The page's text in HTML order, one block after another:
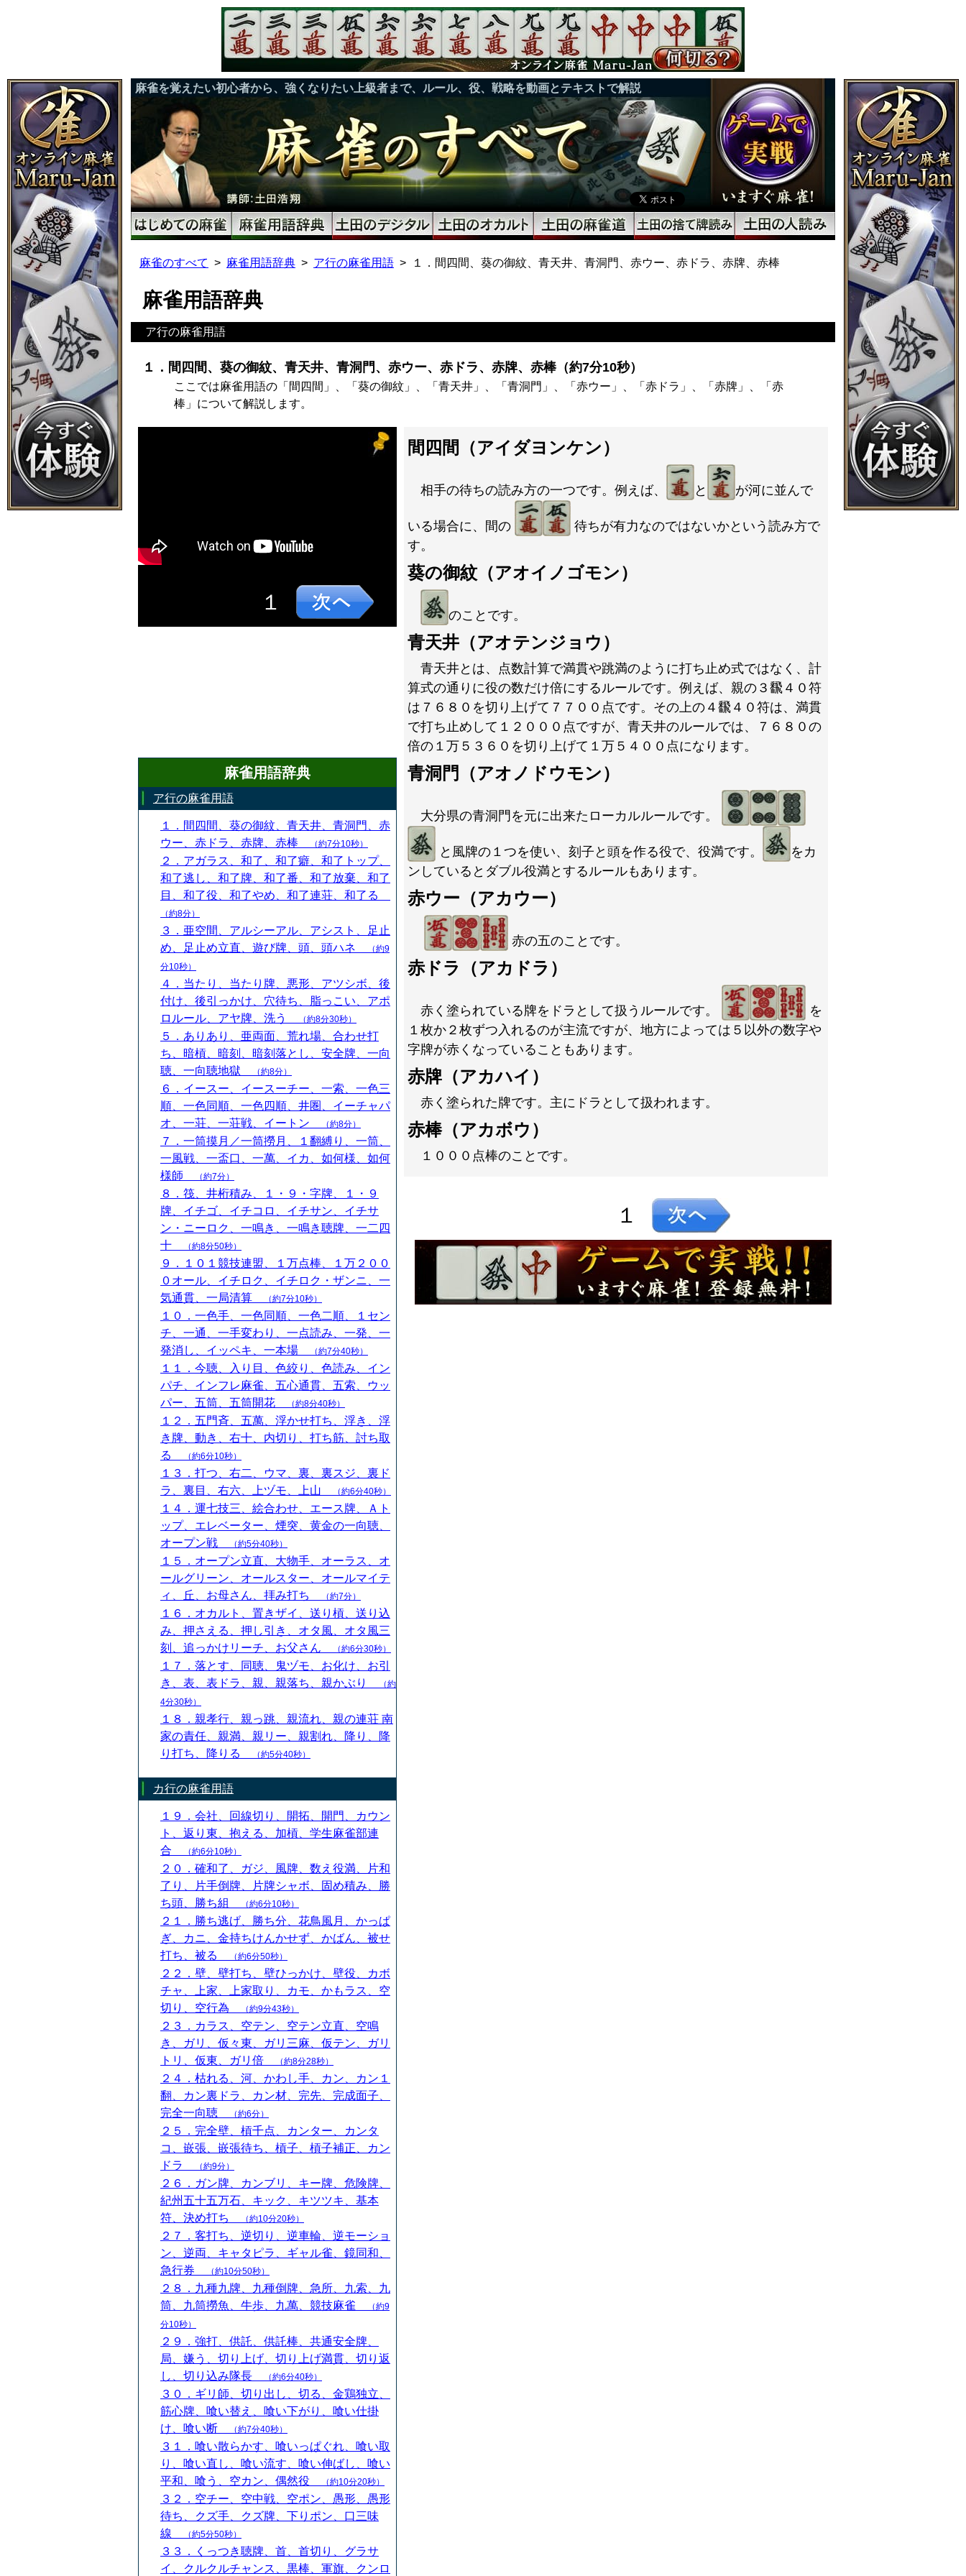
麻雀を覚えたい初心者から、強くなりたい上級者まで、ルール、役、戦略を動画とテキストで解説
麻雀のすべて 麻雀用語辞典 ア行の麻雀用語 １．間四間、葵の御紋、青天井、青洞門、赤ウー、赤ドラ、赤牌、赤棒
麻雀用語辞典
ア行の麻雀用語
１．間四間、葵の御紋、青天井、青洞門、赤ウー、赤ドラ、赤牌、赤棒（約7分10秒）
ここでは麻雀用語の「間四間」、「葵の御紋」、「青天井」、「青洞門」、「赤ウー」、「赤ドラ」、「赤牌」、「赤
棒」について解説します。
１
麻雀用語辞典
ア行の麻雀用語
１．間四間、葵の御紋、青天井、青洞門、赤
ウー、赤ドラ、赤牌、赤棒
（約7分10秒）
２．アガラス、和了、和了癖、和了トップ、
和了逃し、和了牌、和了番、和了放棄、和了
目、和了役、和了やめ、和了連荘、和了る
（約8分）
３．亜空間、アルシーアル、アシスト、足止
め、足止め立直、遊び牌、頭、頭ハネ
（約9
分10秒）
４．当たり、当たり牌、悪形、アツシボ、後
付け、後引っかけ、穴待ち、脂っこい、アポ
ロルール、アヤ牌、洗う
（約8分30秒）
５．ありあり、亜両面、荒れ場、合わせ打
ち、暗槓、暗刻、暗刻落とし、安全牌、一向
聴、一向聴地獄
（約8分）
６．イースー、イースーチー、一索、一色三
順、一色同順、一色四順、井圏、イーチャパ
オ、一荘、一荘戦、イートン
（約8分）
７．一筒摸月／一筒撈月、１翻縛り、一筒、
一風戦、一盃口、一萬、イカ、如何様、如何
様師
（約7分）
８．筏、井桁積み、１・９・字牌、１・９
牌、イチゴ、イチコロ、イチサン、イチサ
ン・ニーロク、一鳴き、一鳴き聴牌、一二四
十
（約8分50秒）
９．１０１競技連盟、１万点棒、１万２００
０オール、イチロク、イチロク・ザンニ、一
気通貫、一局清算
（約7分10秒）
１０．一色手、一色同順、一色二順、１セン
チ、一通、一手変わり、一点読み、一発、一
発消し、イッペキ、一本場
（約7分40秒）
１１．今聴、入り目、色絞り、色読み、イン
パチ、インフレ麻雀、五心通貫、五索、ウッ
パー、五筒、五筒開花
（約8分40秒）
１２．五門斉、五萬、浮かせ打ち、浮き、浮
き牌、動き、右十、内切り、打ち筋、討ち取
る
（約6分10秒）
１３．打つ、右二、ウマ、裏、裏スジ、裏ド
ラ、裏目、右六、上ヅモ、上山
（約6分40秒）
１４．運七技三、絵合わせ、エース牌、Ａト
ップ、エレベーター、煙突、黄金の一向聴、
オープン戦
（約5分40秒）
１５．オープン立直、大物手、オーラス、オ
ールグリーン、オールスター、オールマイテ
ィ、丘、お母さん、拝み打ち
（約7分）
１６．オカルト、置きザイ、送り槓、送り込
み、押さえる、押し引き、オタ風、オタ風三
刻、追っかけリーチ、お父さん
（約6分30秒）
１７．落とす、同聴、鬼ヅモ、お化け、お引
き、表、表ドラ、親、親落ち、親かぶり
（約
4分30秒）
１８．親孝行、親っ跳、親流れ、親の連荘 南
家の責任、親満、親リー、親割れ、降り、降
り打ち、降りる
（約5分40秒）
カ行の麻雀用語
１９．会社、回線切り、開拓、開門、カウン
ト、返り東、抱える、加槓、学生麻雀部連
合
（約6分10秒）
２０．確和了、ガジ、風牌、数え役満、片和
了り、片手倒牌、片牌シャボ、固め積み、勝
ち頭、勝ち組
（約6分10秒）
２１．勝ち逃げ、勝ち分、花鳥風月、かっぱ
ぎ、カニ、金持ちけんかせず、かばん、被せ
打ち、被る
（約6分50秒）
２２．壁、壁打ち、壁ひっかけ、壁役、カボ
チャ、上家、上家取り、カモ、かもラス、空
切り、空行為
（約9分43秒）
２３．カラス、空テン、空テン立直、空鳴
き、ガリ、仮々東、ガリ三麻、仮テン、ガリ
トリ、仮東、ガリ倍
（約8分28秒）
２４．枯れる、河、かわし手、カン、カン１
翻、カン裏ドラ、カン材、完先、完成面子、
完全一向聴
（約6分）
２５．完全壁、槓千点、カンター、カンタ
コ、嵌張、嵌張待ち、槓子、槓子補正、カン
ドラ
（約9分）
２６．ガン牌、カンブリ、キー牌、危険牌、
紀州五十五万石、キック、キツツキ、基本
符、決め打ち
（約10分20秒）
２７．客打ち、逆切り、逆車輪、逆モーショ
ン、逆両、キャタピラ、ギャル雀、鏡同和、
急行券
（約10分50秒）
２８．九種九牌、九種倒牌、急所、九索、九
筒、九筒撈魚、牛歩、九萬、競技麻雀
（約9
分10秒）
２９．強打、供託、供託棒、共通安全牌、
局、嫌う、切り上げ、切り上げ満貫、切り返
し、切り込み隊長
（約6分40秒）
３０．ギリ師、切り出し、切る、金鶏独立、
筋心牌、喰い替え、喰い下がり、喰い仕掛
け、喰い断
（約7分40秒）
３１．喰い散らかす、喰いっぱぐれ、喰い取
り、喰い直し、喰い流す、喰い伸ばし、喰い
平和、喰う、空カン、偶然役
（約10分20秒）
３２．空チー、空中戦、空ポン、愚形、愚形
待ち、クズ手、クズ牌、下りポン、口三味
線
（約5分50秒）
３３．くっつき聴牌、首、首切り、グラサ
イ、クルクルチャンス、黒棒、軍旗、クンロ
間四間（アイダヨンケン）
相手の待ちの読み方の一つです。例えば、 と が河に並んで
いる場合に、間の
待ちが有力なのではないかという読み方で
す。
葵の御紋（アオイノゴモン）
のことです。
青天井（アオテンジョウ）
青天井とは、点数計算で満貫や跳満のように打ち止め式ではなく、計
算式の通りに役の数だけ倍にするルールです。例えば、親の３飜４０符
は７６８０を切り上げて７７００点です。その上の４飜４０符は、満貫
で打ち止めして１２０００点ですが、青天井のルールでは、７６８０の
倍の１万５３６０を切り上げて１万５４００点になります。
青洞門（アオノドウモン）
大分県の青洞門を元に出来たローカルルールです。
と風牌の１つを使い、刻子と頭を作る役で、役満です。
をカ
ンしているとダブル役満とするルールもあります。
赤ウー（アカウー）
赤の五のことです。
赤ドラ（アカドラ）
赤く塗られている牌をドラとして扱うルールです。
を
１枚か２枚ずつ入れるのが主流ですが、地方によっては５以外の数字や
字牌が赤くなっていることもあります。
赤牌（アカハイ）
赤く塗られた牌です。主にドラとして扱われます。
赤棒（アカボウ）
１０００点棒のことです。
１